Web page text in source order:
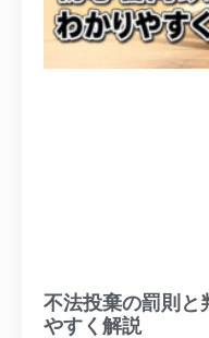
不法投棄の罰則と
やすく解説